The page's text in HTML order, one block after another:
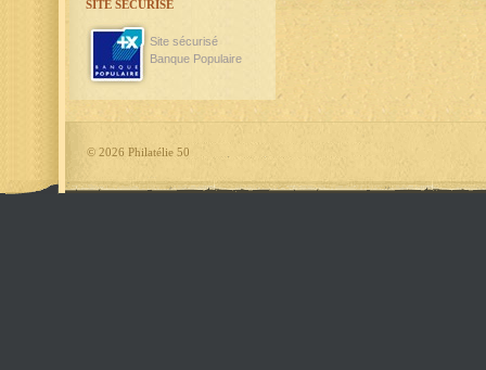
SITE SÉCURISÉ
Site sécurisé
Banque Populaire
© 2026 Philatélie 50